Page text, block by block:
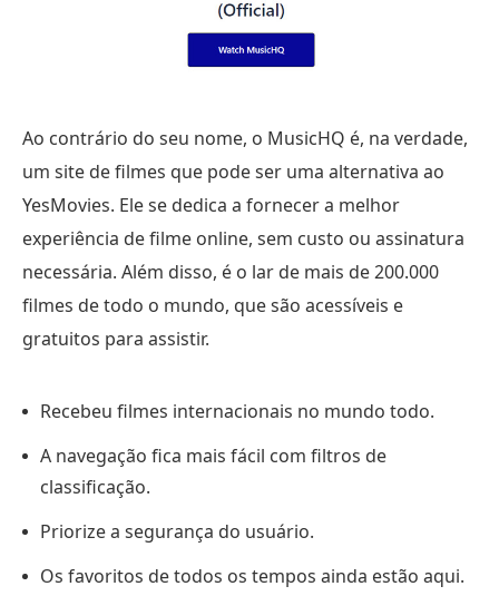
Ao contrário do seu nome, o MusicHQ é, na verdade,
um site de filmes que pode ser uma alternativa ao
YesMovies. Ele se dedica a fornecer a melhor
experiência de filme online, sem custo ou assinatura
necessária. Além disso, é o lar de mais de 200.000
filmes de todo o mundo, que são acessíveis e
gratuitos para assistir.
Recebeu filmes internacionais no mundo todo.
A navegação fica mais fácil com filtros de
classificação.
Priorize a segurança do usuário.
Os favoritos de todos os tempos ainda estão aqui.